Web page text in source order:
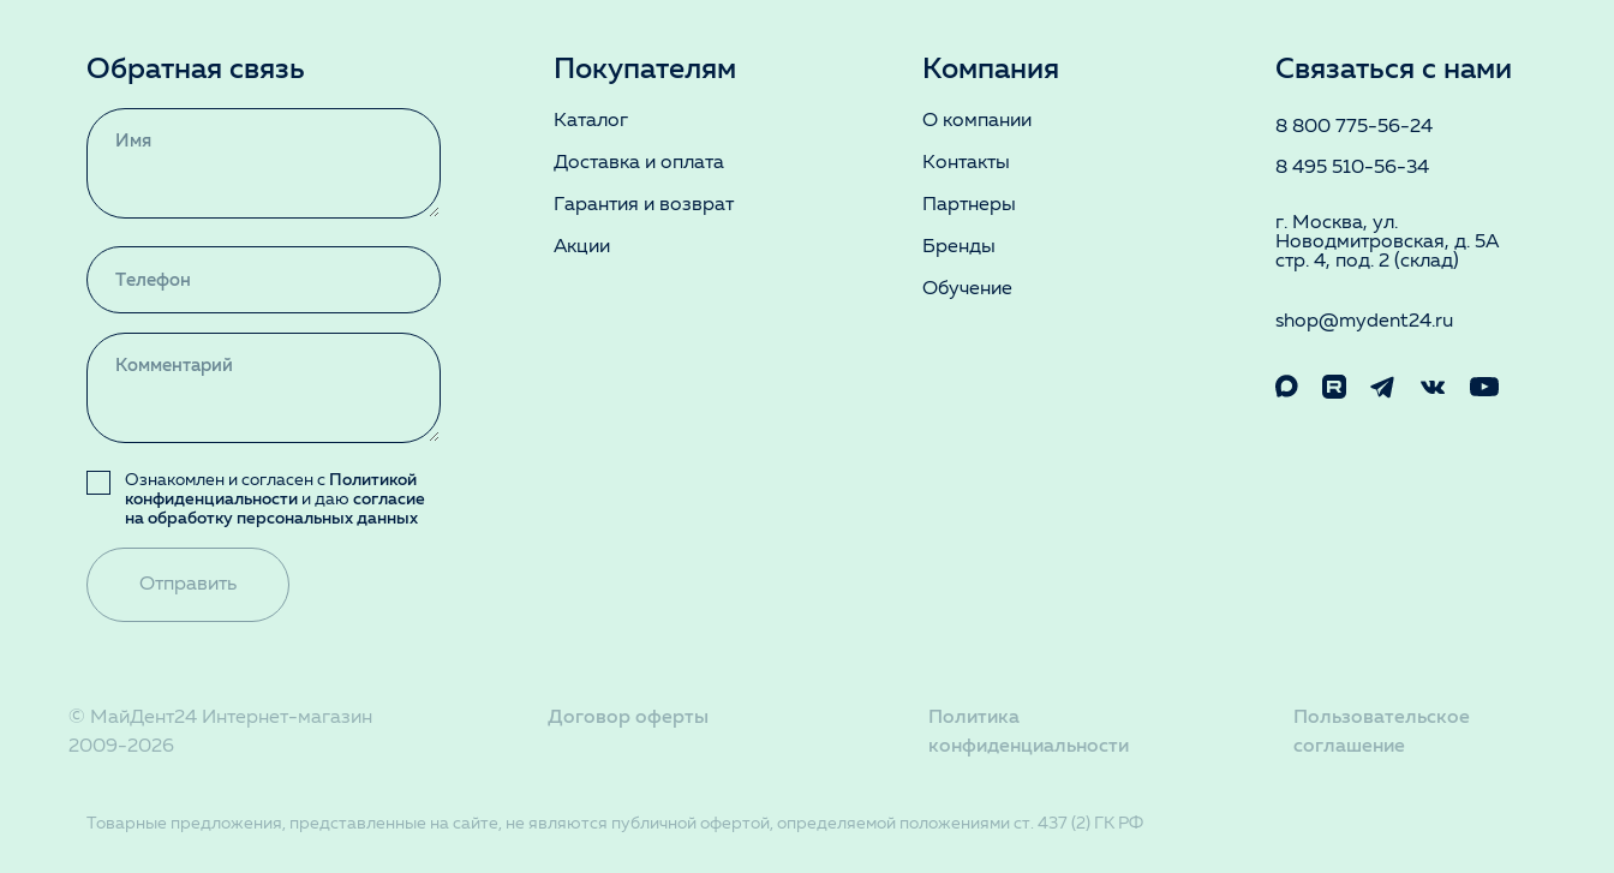
Обратная связь
Ознакомлен и согласен с Политикой
конфиденциальности и даю согласие
на обработку персональных данных
Отправить
Покупателям
Каталог
Доставка и оплата
Гарантия и возврат
Акции
Компания
О компании
Контакты
Партнеры
Бренды
Обучение
Связаться с нами
8 800 775-56-24
8 495 510-56-34
г. Москва, ул.
Новодмитровская, д. 5А
стр. 4, под. 2 (склад)
shop@mydent24.ru
© МайДент24 Интернет-магазин
2009-2026
Договор оферты
Политика
конфиденциальности
Пользовательское
соглашение
Товарные предложения, представленные на сайте, не являются публичной офертой, определяемой положениями ст. 437 (2) ГК РФ